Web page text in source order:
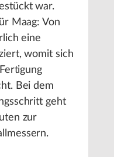
war.
Maag: Von
eine
womit sich
Bei dem
geht
zur